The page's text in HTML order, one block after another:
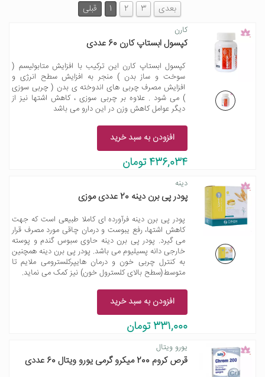
قبلی 1 2 3 بعدی
کارن
کپسول ابستاپ کارن 60 عددی
کپسول ابستاپ کارن این ترکیب با افزایش متابولیسم (
سوخت و ساز بدن ) منجر به افزایش سطح انرژی و
افزایش مصرف چربی های اندوخته ی بدن ( چربی سوزی
) می شود . علاوه بر چربی سوزی ، کاهش اشتها نیز از
دیگر عوامل کاهش وزن در این دارو می باشد
افزودن به سبد خرید
436,034 تومان
دینه
پودر پی برن دینه 20 عددی موزی
پودر پی برن دینه فرآورده ای کاملا طبیعی است که جهت
کاهش اشتها، رفع یبوست و درمان چاقی مورد مصرف قرار
می گیرد. پودر پی برن دینه حاوی سبوس گندم و پوسته
خارجی دانه پسیلیوم می باشد. پودر پی برن دینه همچنین
به کنترل چربی خون و درمان هایپرکلسترومی ملایم تا
متوسط(سطح بالای کلسترول خون) نیز کمک می نماید.
افزودن به سبد خرید
331,000 تومان
یورو ویتال
قرص کروم 200 میکرو گرمی یورو ویتال 60 عددی